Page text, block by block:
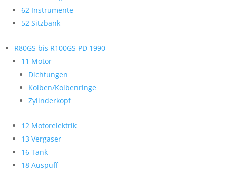
62 Instrumente
52 Sitzbank
R80GS bis R100GS PD 1990
11 Motor
Dichtungen
Kolben/Kolbenringe
Zylinderkopf
12 Motorelektrik
13 Vergaser
16 Tank
18 Auspuff